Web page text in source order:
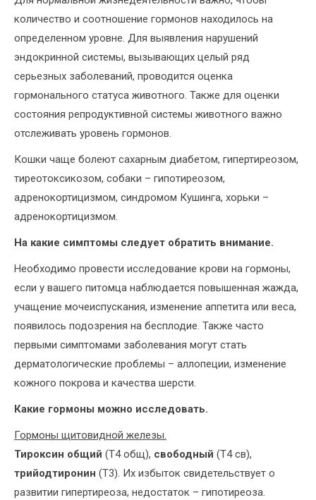
количество и соотношение гормонов находилось на
определенном уровне. Для выявления нарушений
эндокринной системы, вызывающих целый ряд
серьезных заболеваний, проводится оценка
гормонального статуса животного. Также для оценки
состояния репродуктивной системы животного важно
отслеживать уровень гормонов.
Кошки чаще болеют сахарным диабетом, гипертиреозом,
тиреотоксикозом, собаки – гипотиреозом,
адренокортицизмом, синдромом Кушинга, хорьки –
адренокортицизмом.
На какие симптомы следует обратить внимание.
Необходимо провести исследование крови на гормоны,
если у вашего питомца наблюдается повышенная жажда,
учащение мочеиспускания, изменение аппетита или веса,
появилось подозрения на бесплодие. Также часто
первыми симптомами заболевания могут стать
дерматологические проблемы – аллопеции, изменение
кожного покрова и качества шерсти.
Какие гормоны можно исследовать.
Гормоны щитовидной железы.
Тироксин общий (Т4 общ), свободный (Т4 св),
трийодтиронин (Т3). Их избыток свидетельствует о
развитии гипертиреоза, недостаток – гипотиреоза.